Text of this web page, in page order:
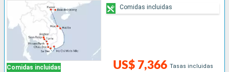
Comidas incluidas US$ 7,366 Tasas incluidas
Comidas incluidas